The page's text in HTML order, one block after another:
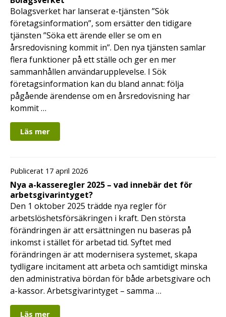
Bolagsverket har lanserat e-tjänsten ”Sök
företagsinformation”, som ersätter den tidigare
tjänsten ”Söka ett ärende eller se om en
årsredovisning kommit in”. Den nya tjänsten samlar
flera funktioner på ett ställe och ger en mer
sammanhållen användarupplevelse. I Sök
företagsinformation kan du bland annat: följa
pågående ärendense om en årsredovisning har
kommit …
Läs mer
Publicerat 17 april 2026
Nya a-kasseregler 2025 – vad innebär det för
arbetsgivarintyget?
Den 1 oktober 2025 trädde nya regler för
arbetslöshetsförsäkringen i kraft. Den största
förändringen är att ersättningen nu baseras på
inkomst i stället för arbetad tid. Syftet med
förändringen är att modernisera systemet, skapa
tydligare incitament att arbeta och samtidigt minska
den administrativa bördan för både arbetsgivare och
a-kassor. Arbetsgivarintyget – samma …
Läs mer